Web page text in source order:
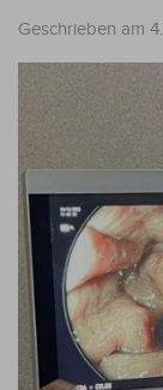
Geschrieben am